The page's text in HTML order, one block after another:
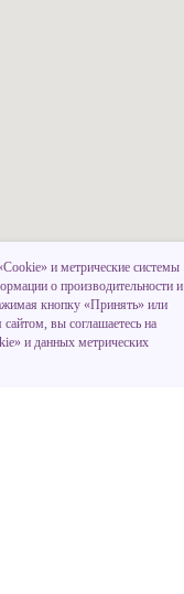
и метрические системы
о производительности и
кнопку «Принять» или
вы соглашаетесь на
и данных метрических